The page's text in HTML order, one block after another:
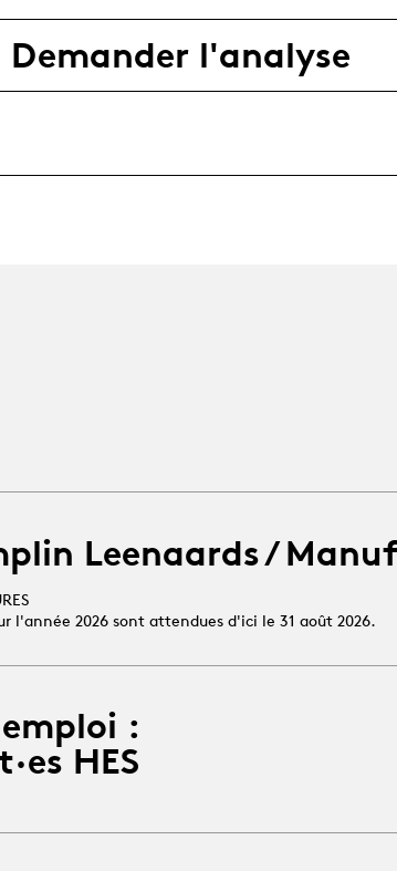
Demander l'analyse
Leenaards /
l'année 2026 sont attendues d'ici le 31 août 2026.
:
HES